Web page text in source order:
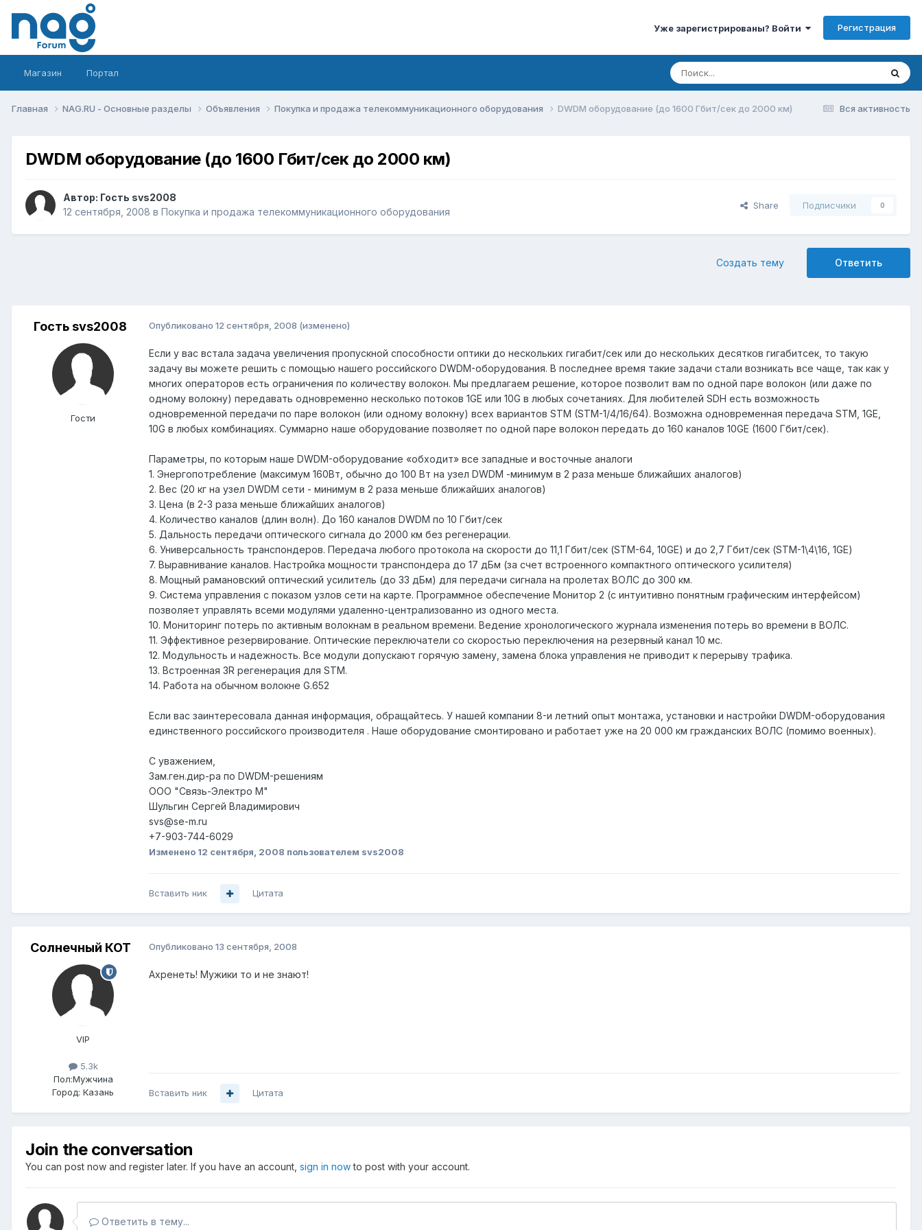
Уже зарегистрированы? Войти Регистрация
Магазин Портал
Вся активность
Главная NAG.RU - Основные разделы Объявления Покупка и продажа телекоммуникационного оборудования DWDM оборудование (до 1600 Гбит/сек до 2000 км)
DWDM оборудование (до 1600 Гбит/сек до 2000 км)
Автор: Гость svs2008
12 сентября, 2008 в Покупка и продажа телекоммуникационного оборудования
Share Подписчики 0
Ответить
Создать тему
Гость svs2008
Гости
Опубликовано 12 сентября, 2008 (изменено)
Если у вас встала задача увеличения пропускной способности оптики до нескольких гигабит/сек или до нескольких десятков гигабитсек, то такую
задачу вы можете решить с помощью нашего российского DWDM-оборудования. В последнее время такие задачи стали возникать все чаще, так как у
многих операторов есть ограничения по количеству волокон. Мы предлагаем решение, которое позволит вам по одной паре волокон (или даже по
одному волокну) передавать одновременно несколько потоков 1GE или 10G в любых сочетаниях. Для любителей SDH есть возможность
одновременной передачи по паре волокон (или одному волокну) всех вариантов STM (STM-1/4/16/64). Возможна одновременная передача STM, 1GE,
10G в любых комбинациях. Суммарно наше оборудование позволяет по одной паре волокон передать до 160 каналов 10GE (1600 Гбит/сек).
Параметры, по которым наше DWDM-оборудование «обходит» все западные и восточные аналоги
1. Энергопотребление (максимум 160Вт, обычно до 100 Вт на узел DWDM -минимум в 2 раза меньше ближайших аналогов)
2. Вес (20 кг на узел DWDM сети - минимум в 2 раза меньше ближайших аналогов)
3. Цена (в 2-3 раза меньше ближайших аналогов)
4. Количество каналов (длин волн). До 160 каналов DWDM по 10 Гбит/сек
5. Дальность передачи оптического сигнала до 2000 км без регенерации.
6. Универсальность транспондеров. Передача любого протокола на скорости до 11,1 Гбит/сек (STM-64, 10GE) и до 2,7 Гбит/сек (STM-1\4\16, 1GE)
7. Выравнивание каналов. Настройка мощности транспондера до 17 дБм (за счет встроенного компактного оптического усилителя)
8. Мощный рамановский оптический усилитель (до 33 дБм) для передачи сигнала на пролетах ВОЛС до 300 км.
9. Система управления с показом узлов сети на карте. Программное обеспечение Монитор 2 (с интуитивно понятным графическим интерфейсом)
позволяет управлять всеми модулями удаленно-централизованно из одного места.
10. Мониторинг потерь по активным волокнам в реальном времени. Ведение хронологического журнала изменения потерь во времени в ВОЛС.
11. Эффективное резервирование. Оптические переключатели со скоростью переключения на резервный канал 10 мс.
12. Модульность и надежность. Все модули допускают горячую замену, замена блока управления не приводит к перерыву трафика.
13. Встроенная 3R регенерация для STM.
14. Работа на обычном волокне G.652
Если вас заинтересовала данная информация, обращайтесь. У нашей компании 8-и летний опыт монтажа, установки и настройки DWDM-оборудования
единственного российского производителя . Наше оборудование смонтировано и работает уже на 20 000 км гражданских ВОЛС (помимо военных).
С уважением,
Зам.ген.дир-ра по DWDM-решениям
ООО "Связь-Электро М"
Шульгин Сергей Владимирович
svs@se-m.ru
+7-903-744-6029
Изменено 12 сентября, 2008 пользователем svs2008
Вставить ник Цитата
Солнечный КОТ
VIP
5.3k
Пол:Мужчина
Город: Казань
Опубликовано 13 сентября, 2008
Ахренеть! Мужики то и не знают!
Вставить ник Цитата
Join the conversation
You can post now and register later. If you have an account, sign in nowto post with your account.
Ответить в тему...